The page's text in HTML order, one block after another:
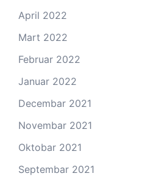
April 2022
Mart 2022
Februar 2022
Januar 2022
Decembar 2021
Novembar 2021
Oktobar 2021
Septembar 2021